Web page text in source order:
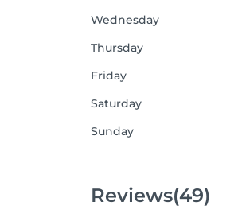
Wednesday
Thursday
Friday
Saturday
Sunday
Reviews(49)